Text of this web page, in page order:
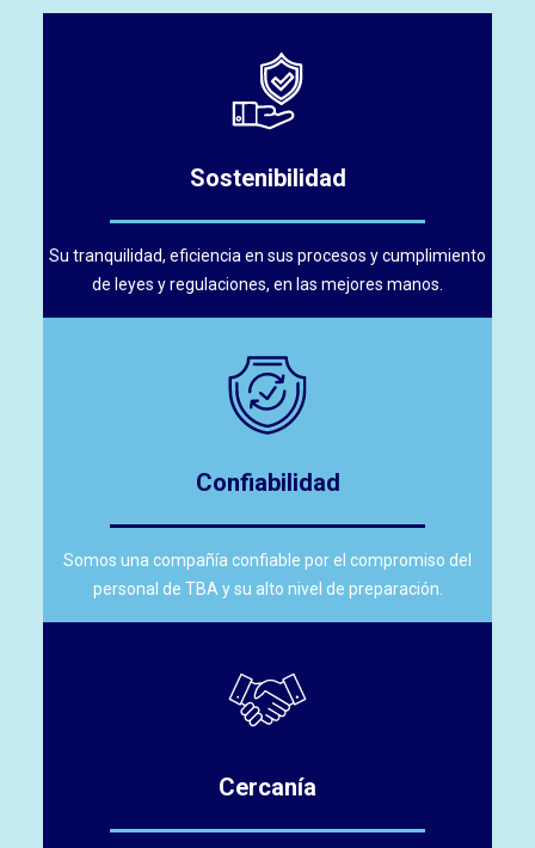
Sostenibilidad
Su tranquilidad, eficiencia en sus procesos y cumplimiento
de leyes y regulaciones, en las mejores manos.
Confiabilidad
Somos una compañía confiable por el compromiso del
personal de TBA y su alto nivel de preparación.
Cercanía